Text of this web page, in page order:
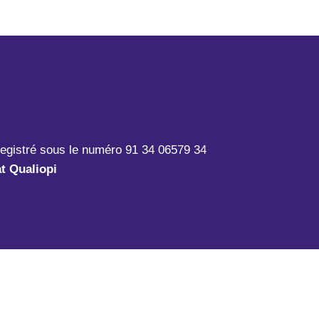
sous le numéro 91 34 06579 34
Qualiopi